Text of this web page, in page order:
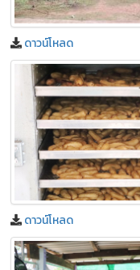
ดาวน์โหลด
ดาวน์โหลด